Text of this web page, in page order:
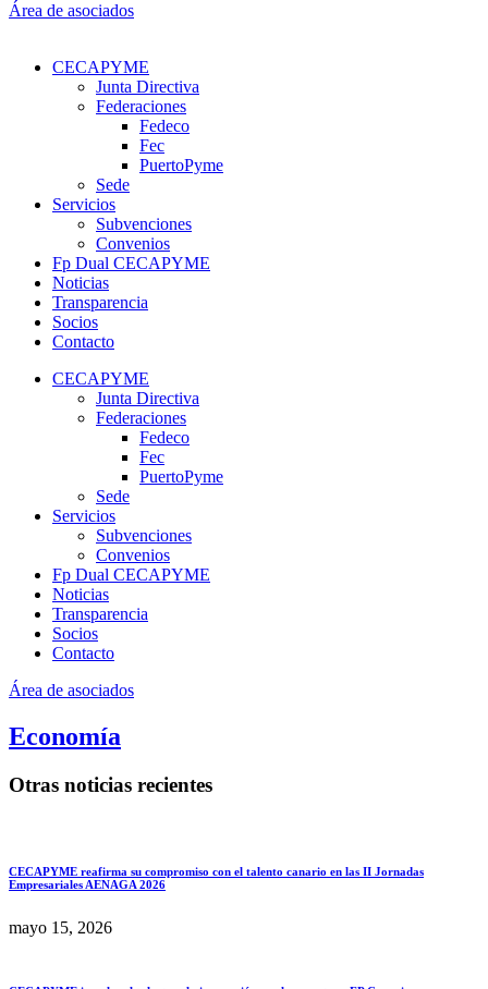
Área de asociados
CECAPYME
Junta Directiva
Federaciones
Fedeco
Fec
PuertoPyme
Sede
Servicios
Subvenciones
Convenios
Fp Dual CECAPYME
Noticias
Transparencia
Socios
Contacto
CECAPYME
Junta Directiva
Federaciones
Fedeco
Fec
PuertoPyme
Sede
Servicios
Subvenciones
Convenios
Fp Dual CECAPYME
Noticias
Transparencia
Socios
Contacto
Área de asociados
Economía
Otras noticias recientes
CECAPYME reafirma su compromiso con el talento canario en las II Jornadas
Empresariales AENAGA 2026
mayo 15, 2026